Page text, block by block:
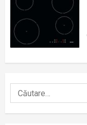
Caută
după: